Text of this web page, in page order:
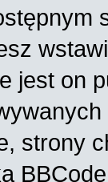
jest on
strony